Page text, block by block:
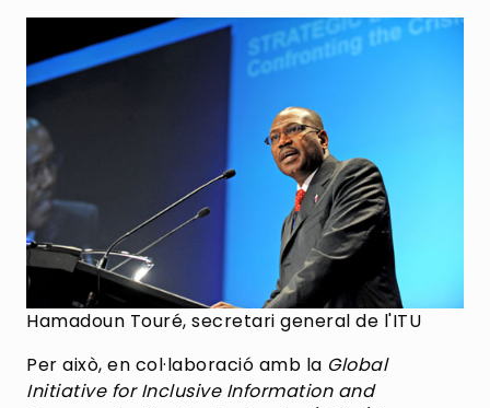
Hamadoun Touré, secretari general de l'ITU
Per això, en col·laboració amb la Global
Initiative for Inclusive Information and